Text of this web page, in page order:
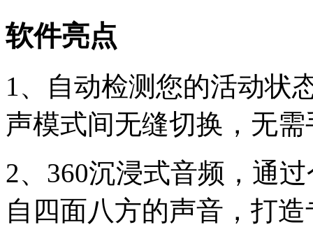
软件亮点
1、自动检测您的活动状
声模式间无缝切换，无
2、360沉浸式音频，通
自四面八方的声音，打